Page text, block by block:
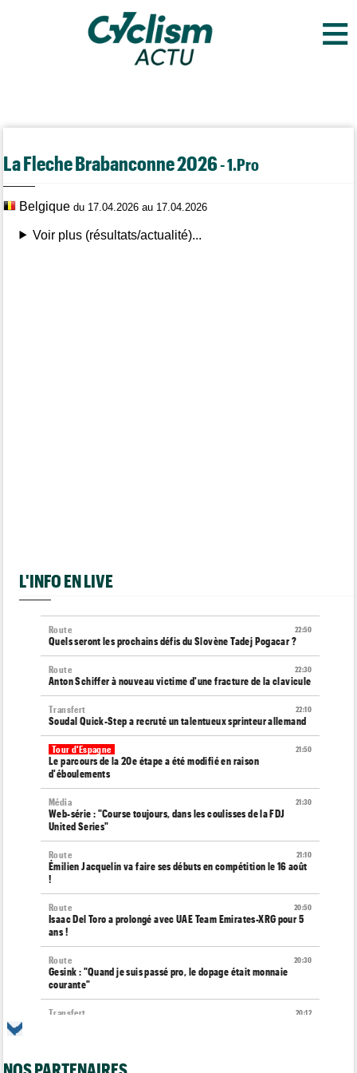
≡
La Fleche Brabanconne 2026- 1.Pro
Belgiquedu 17.04.2026 au 17.04.2026
Voir plus (résultats/actualité)...
L'INFO EN LIVE
22:50
Route
Quels seront les prochains défis du Slovène Tadej Pogacar ?
22:30
Route
Anton Schiffer à nouveau victime d'une fracture de la clavicule
22:10
Transfert
Soudal Quick-Step a recruté un talentueux sprinteur allemand
21:50
Tour d'Espagne
Le parcours de la 20e étape a été modifié en raison
d'éboulements
21:30
Média
Web-série : "Course toujours, dans les coulisses de la FDJ
United Series"
21:10
Route
Émilien Jacquelin va faire ses débuts en compétition le 16 août
!
20:50
Route
Isaac Del Toro a prolongé avec UAE Team Emirates-XRG pour 5
ans !
20:30
Route
Gesink : "Quand je suis passé pro, le dopage était monnaie
courante"
20:12
Transfert
Transfert